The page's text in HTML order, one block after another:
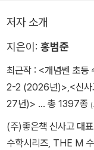
저자 소개
지은이: 홍범준
최근작 : <개념쎈 초
2-2 (2026년)>,<신
27년)> … 총 1397종
(주)좋은책 신사고 대